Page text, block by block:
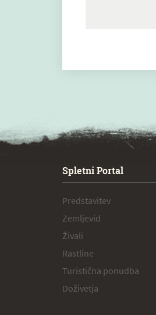
Spletni Portal
Predstavitev
Zemljevid
Živali
Rastline
Turistična ponudba
Doživetja